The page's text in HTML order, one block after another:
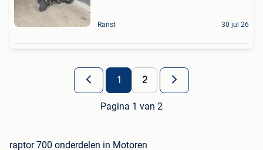
Ranst 30 jul 26
1 2
Pagina 1 van 2
raptor 700 onderdelen in Motoren